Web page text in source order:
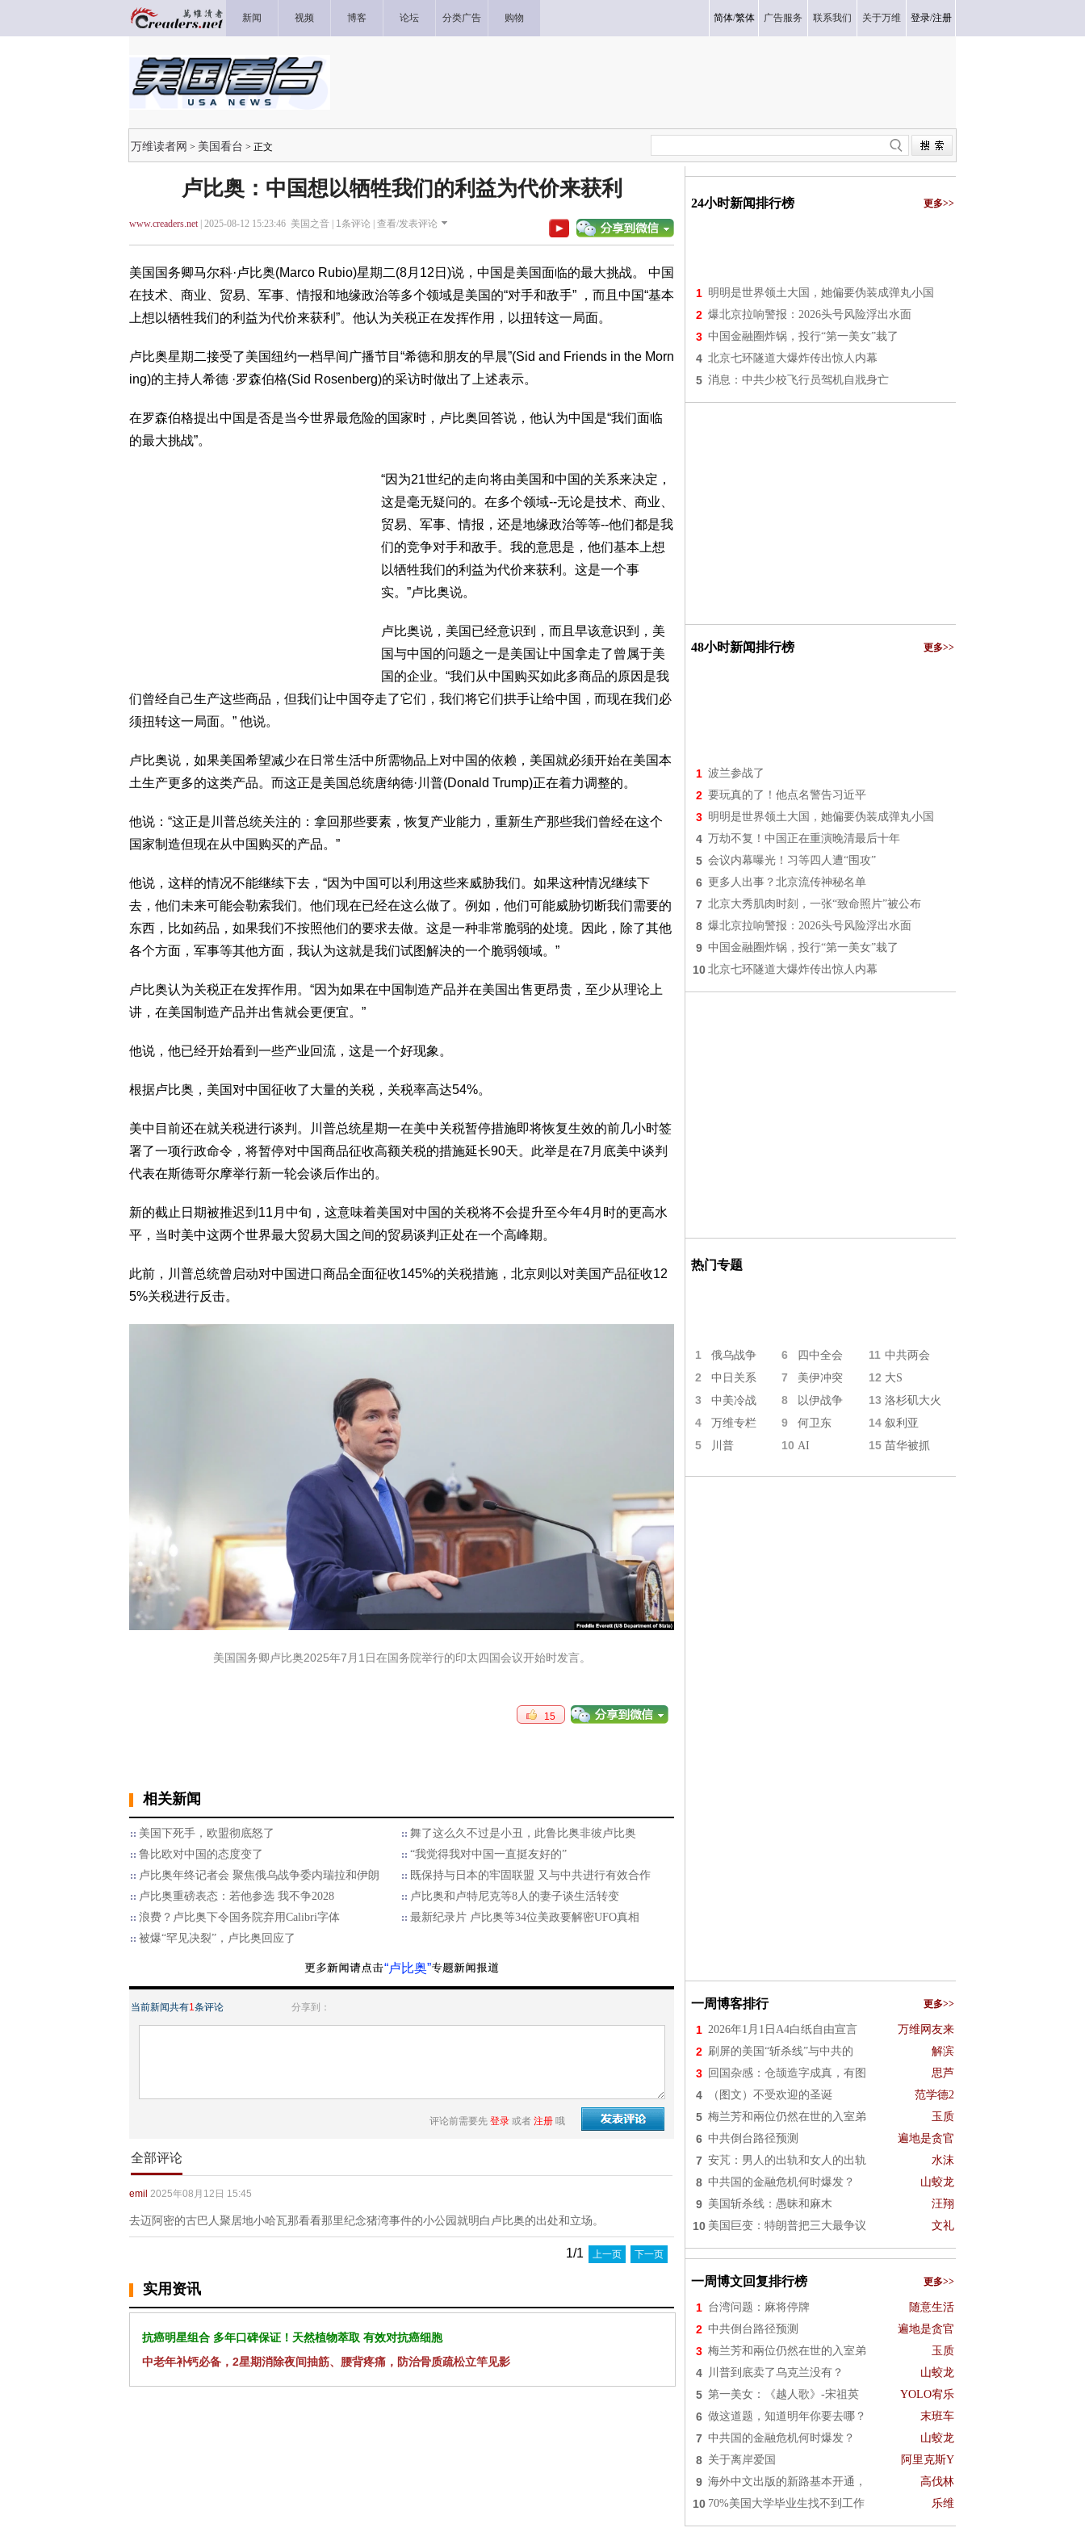
新闻 视频 博客 论坛 分类广告 购物 简体/繁体 广告服务 联系我们 关于万维 登录/注册
万维读者网 > 美国看台 > 正文
卢比奥：中国想以牺牲我们的利益为代价来获利
www.creaders.net| 2025-08-12 15:23:46 美国之音 | 1条评论 | 查看/发表评论
美国国务卿马尔科·卢比奥(Marco Rubio)星期二(8月12日)说，中国是美国面临的最大挑战。 中国
在技术、商业、贸易、军事、情报和地缘政治等多个领域是美国的“对手和敌手” ，而且中国“基本
上想以牺牲我们的利益为代价来获利”。他认为关税正在发挥作用，以扭转这一局面。
卢比奥星期二接受了美国纽约一档早间广播节目“希德和朋友的早晨”(Sid and Friends in the Morn
ing)的主持人希德 ·罗森伯格(Sid Rosenberg)的采访时做出了上述表示。
在罗森伯格提出中国是否是当今世界最危险的国家时，卢比奥回答说，他认为中国是“我们面临
的最大挑战”。
“因为21世纪的走向将由美国和中国的关系来决定，
这是毫无疑问的。在多个领域--无论是技术、商业、
贸易、军事、情报，还是地缘政治等等--他们都是我
们的竞争对手和敌手。我的意思是，他们基本上想
以牺牲我们的利益为代价来获利。这是一个事
实。”卢比奥说。
卢比奥说，美国已经意识到，而且早该意识到，美
国与中国的问题之一是美国让中国拿走了曾属于美
国的企业。“我们从中国购买如此多商品的原因是我
们曾经自己生产这些商品，但我们让中国夺走了它们，我们将它们拱手让给中国，而现在我们必
须扭转这一局面。” 他说。
卢比奥说，如果美国希望减少在日常生活中所需物品上对中国的依赖，美国就必须开始在美国本
土生产更多的这类产品。而这正是美国总统唐纳德·川普(Donald Trump)正在着力调整的。
他说：“这正是川普总统关注的：拿回那些要素，恢复产业能力，重新生产那些我们曾经在这个
国家制造但现在从中国购买的产品。”
他说，这样的情况不能继续下去，“因为中国可以利用这些来威胁我们。如果这种情况继续下
去，他们未来可能会勒索我们。他们现在已经在这么做了。例如，他们可能威胁切断我们需要的
东西，比如药品，如果我们不按照他们的要求去做。这是一种非常脆弱的处境。因此，除了其他
各个方面，军事等其他方面，我认为这就是我们试图解决的一个脆弱领域。”
卢比奥认为关税正在发挥作用。“因为如果在中国制造产品并在美国出售更昂贵，至少从理论上
讲，在美国制造产品并出售就会更便宜。”
他说，他已经开始看到一些产业回流，这是一个好现象。
根据卢比奥，美国对中国征收了大量的关税，关税率高达54%。
美中目前还在就关税进行谈判。川普总统星期一在美中关税暂停措施即将恢复生效的前几小时签
署了一项行政命令，将暂停对中国商品征收高额关税的措施延长90天。此举是在7月底美中谈判
代表在斯德哥尔摩举行新一轮会谈后作出的。
新的截止日期被推迟到11月中旬，这意味着美国对中国的关税将不会提升至今年4月时的更高水
平，当时美中这两个世界最大贸易大国之间的贸易谈判正处在一个高峰期。
此前，川普总统曾启动对中国进口商品全面征收145%的关税措施，北京则以对美国产品征收12
5%关税进行反击。
美国国务卿卢比奥2025年7月1日在国务院举行的印太四国会议开始时发言。
15
相关新闻
美国下死手，欧盟彻底怒了
舞了这么久不过是小丑，此鲁比奥非彼卢比奥
鲁比欧对中国的态度变了
“我觉得我对中国一直挺友好的”
卢比奥年终记者会 聚焦俄乌战争委内瑞拉和伊朗
既保持与日本的牢固联盟 又与中共进行有效合作
卢比奥重磅表态：若他参选 我不争2028
卢比奥和卢特尼克等8人的妻子谈生活转变
浪费？卢比奥下令国务院弃用Calibri字体
最新纪录片 卢比奥等34位美政要解密UFO真相
被爆“罕见决裂”，卢比奥回应了
“卢比奥”
当前新闻共有1条评论 分享到：
评论前需要先 登录 或者 注册 哦
全部评论
emil 2025年08月12日 15:45
去迈阿密的古巴人聚居地小哈瓦那看看那里纪念猪湾事件的小公园就明白卢比奥的出处和立场。
1/1 上一页 下一页
实用资讯
抗癌明星组合 多年口碑保证！天然植物萃取 有效对抗癌细胞
中老年补钙必备，2星期消除夜间抽筋、腰背疼痛，防治骨质疏松立竿见影
24小时新闻排行榜 更多>>
1 明明是世界领土大国，她偏要伪装成弹丸小国
2 爆北京拉响警报：2026头号风险浮出水面
3 中国金融圈炸锅，投行“第一美女”栽了
4 北京七环隧道大爆炸传出惊人内幕
5 消息：中共少校飞行员驾机自戕身亡
48小时新闻排行榜 更多>>
1 波兰参战了
2 要玩真的了！他点名警告习近平
3 明明是世界领土大国，她偏要伪装成弹丸小国
4 万劫不复！中国正在重演晚清最后十年
5 会议内幕曝光！习等四人遭“围攻”
6 更多人出事？北京流传神秘名单
7 北京大秀肌肉时刻，一张“致命照片”被公布
8 爆北京拉响警报：2026头号风险浮出水面
9 中国金融圈炸锅，投行“第一美女”栽了
10 北京七环隧道大爆炸传出惊人内幕
热门专题
1 俄乌战争 6 四中全会 11 中共两会
2 中日关系 7 美伊冲突 12 大S
3 中美冷战 8 以伊战争 13 洛杉矶大火
4 万维专栏 9 何卫东 14 叙利亚
5 川普 10 AI 15 苗华被抓
一周博客排行 更多>>
1 2026年1月1日A4白纸自由宣言 万维网友来
2 刷屏的美国“斩杀线”与中共的 解滨
3 回国杂感：仓颉造字成真，有图 思芦
4 （图文）不受欢迎的圣诞 范学德2
5 梅兰芳和兩位仍然在世的入室弟 玉质
6 中共倒台路径预测 遍地是贪官
7 安芃：男人的出轨和女人的出轨 水沫
8 中共国的金融危机何时爆发？ 山蛟龙
9 美国斩杀线：愚昧和麻木 汪翔
10 美国巨变：特朗普把三大最争议 文礼
一周博文回复排行榜 更多>>
1 台湾问题：麻将停牌 随意生活
2 中共倒台路径预测 遍地是贪官
3 梅兰芳和兩位仍然在世的入室弟 玉质
4 川普到底卖了乌克兰没有？ 山蛟龙
5 第一美女：《越人歌》-宋祖英 YOLO宥乐
6 做这道题，知道明年你要去哪？ 末班车
7 中共国的金融危机何时爆发？ 山蛟龙
8 关于离岸爱国 阿里克斯Y
9 海外中文出版的新路基本开通， 高伐林
10 70%美国大学毕业生找不到工作 乐维